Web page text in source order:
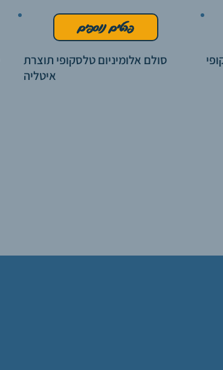
סולם אלומיניום טלסקופי תוצרת
איטליה
פרטים נוספים